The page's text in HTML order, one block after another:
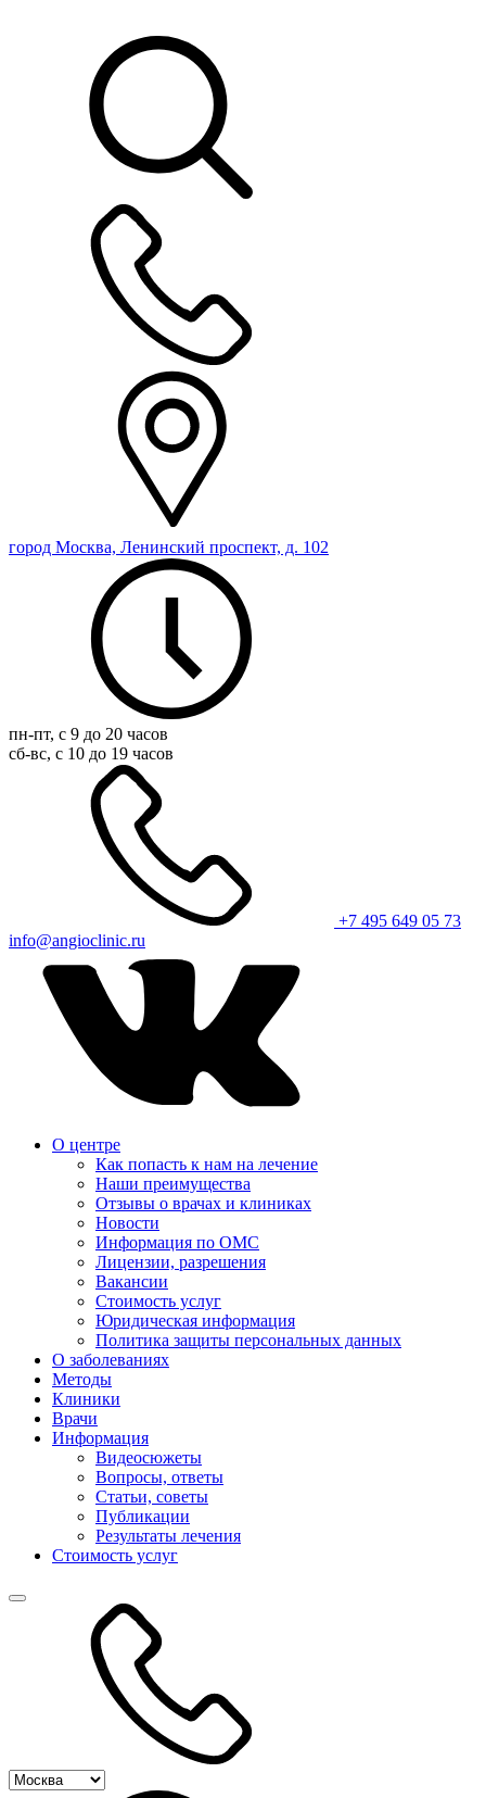
город Москва, Ленинский проспект, д. 102
пн-пт, с 9 до 20 часов
сб-вс, с 10 до 19 часов
+7 495 649 05 73
info@angioclinic.ru
О центре
Как попасть к нам на лечение
Наши преимущества
Отзывы о врачах и клиниках
Новости
Информация по ОМС
Лицензии, разрешения
Вакансии
Стоимость услуг
Юридическая информация
Политика защиты персональных данных
О заболеваниях
Методы
Клиники
Врачи
Информация
Видеосюжеты
Вопросы, ответы
Статьи, советы
Публикации
Результаты лечения
Стоимость услуг